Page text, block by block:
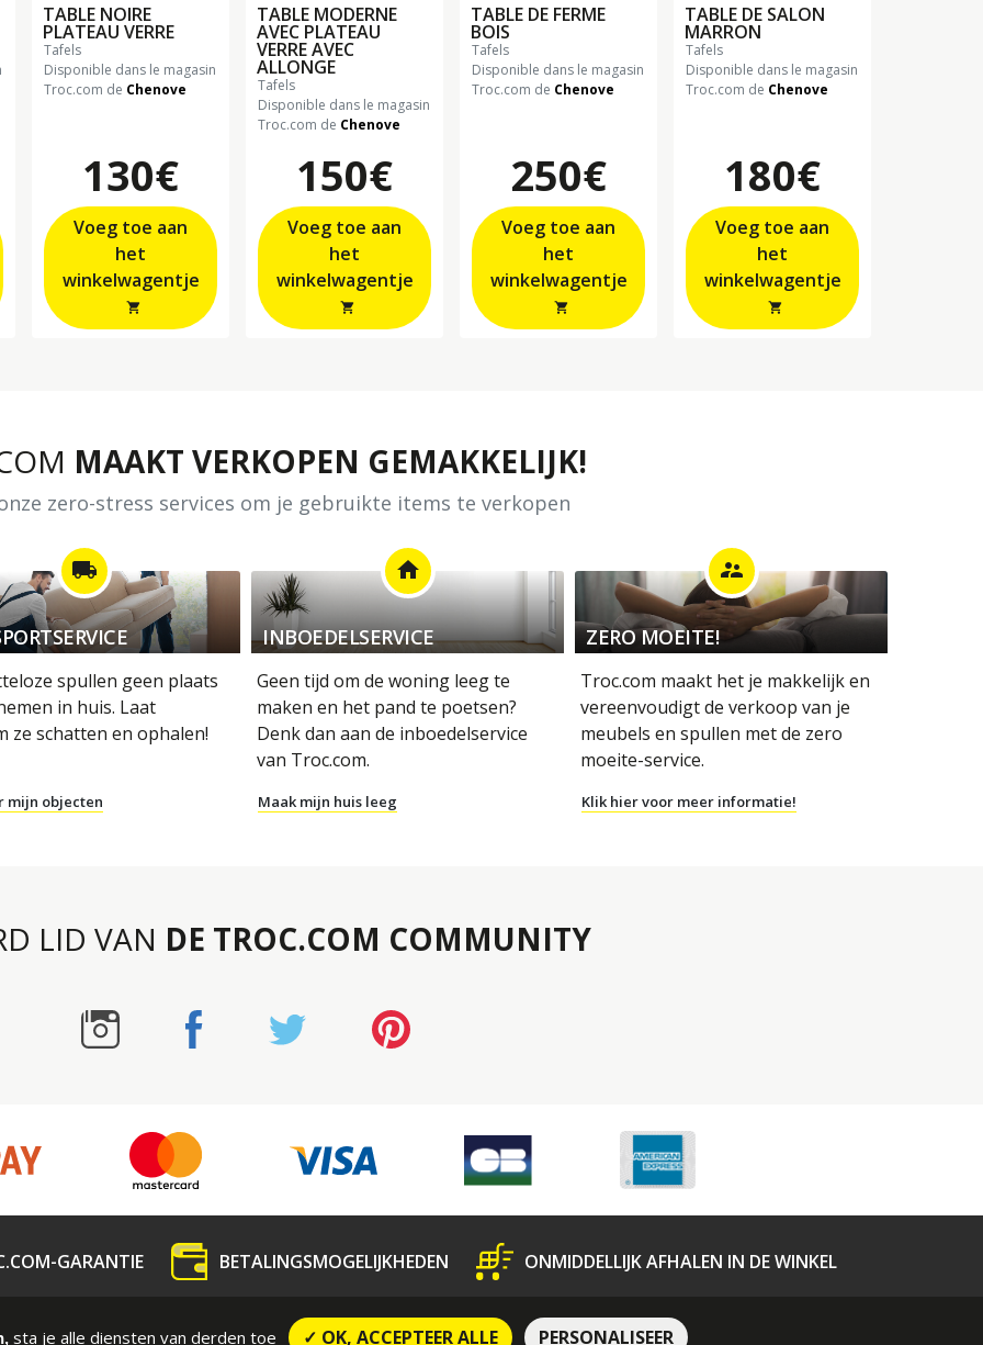
TABLE NOIRE
PLATEAU VERRE
tafels
Disponible dans le magasin
Troc.com de Chenove
130€
Voeg toe aan
het
shopping_cart
TABLE MODERNE
AVEC PLATEAU
VERRE AVEC
ALLONGE
tafels
Disponible dans le magasin
Troc.com de Chenove
150€
Voeg toe aan
het
shopping_cart
TABLE DE FERME
BOIS
tafels
Disponible dans le magasin
Troc.com de Chenove
250€
Voeg toe aan
het
shopping_cart
TABLE DE SALON
MARRON
tafels
Disponible dans le magasin
Troc.com de Chenove
180€
Voeg toe aan
het
shopping_cart
MAAKT VERKOPEN GEMAKKELIJK!
zero-stress services om je gebruikte items te verkopen
local_shipping
spullen geen plaats
in huis. Laat
ze schatten en ophalen!
mijn objecten
home
INBOEDELSERVICE
Geen tijd om de woning leeg te
maken en het pand te poetsen?
Denk dan aan de inboedelservice
van Troc.com.
Maak mijn huis leeg
supervisor_account
ZERO MOEITE!
Troc.com maakt het je makkelijk en
vereenvoudigt de verkoop van je
meubels en spullen met de zero
moeite-service.
Klik hier voor meer informatie!
LID VAN DE TROC.COM COMMUNITY
GARANTIE BETALINGSMOGELIJKHEDEN ONMIDDELLIJK AFHALEN IN DE WINKEL
CONTRACTUELE VOORWAARDEN
Bescherming van Persoonsgegevens
sta je alle diensten van derden toe ✓ OK, ACCEPTEER ALLE PERSONALISEER